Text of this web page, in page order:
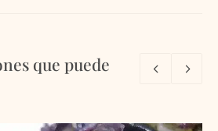
que puede